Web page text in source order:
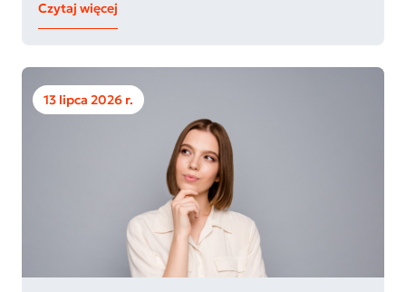
Czytaj więcej
13 lipca 2026 r.